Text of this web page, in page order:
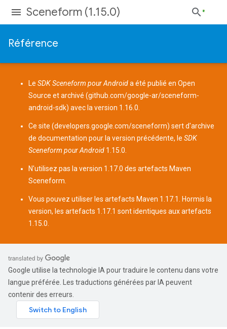
Sceneform (1.15.0)
Référence
Le SDK Sceneform pour Androida été publié en Open
Source et archivé (github.com/google-ar/sceneform-
android-sdk) avec la version 1.16.0.
Ce site (developers.google.com/sceneform) sert d'archive
de documentation pour la version précédente, le SDK
Sceneform pour Android 1.15.0.
N'utilisez pas la version 1.17.0 des artefacts Maven
Sceneform.
Vous pouvez utiliser les artefacts Maven 1.17.1. Hormis la
version, les artefacts 1.17.1 sont identiques aux artefacts
1.15.0.
Google utilise la technologie IA pour traduire le contenu dans votre
langue préférée. Les traductions générées par IA peuvent
contenir des erreurs.